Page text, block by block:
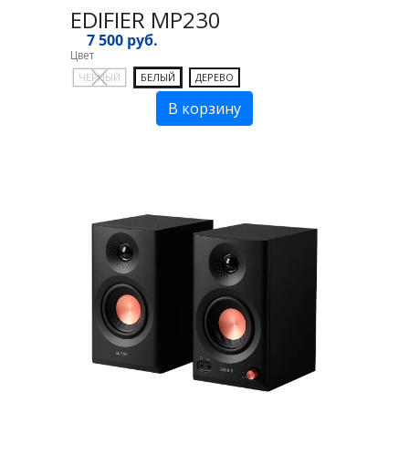
EDIFIER MP230
7 500 руб.
Цвет
ЧЕРНЫЙ БЕЛЫЙ ДЕРЕВО
В корзину